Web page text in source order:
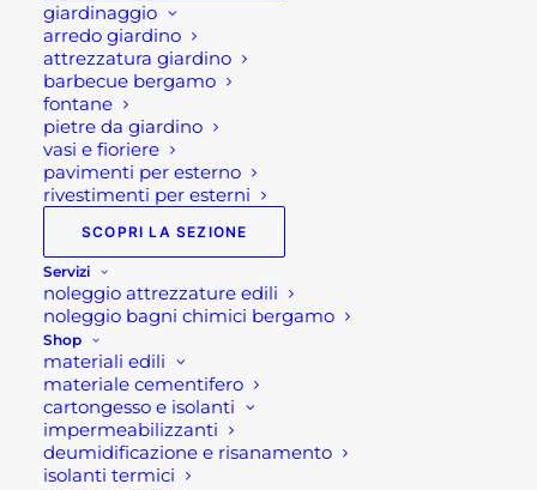
giardinaggio
arredo giardino
attrezzatura giardino
barbecue bergamo
fontane
pietre da giardino
vasi e fioriere
pavimenti per esterno
rivestimenti per esterni
SCOPRI LA SEZIONE
Servizi
noleggio attrezzature edili
noleggio bagni chimici bergamo
Shop
materiali edili
materiale cementifero
cartongesso e isolanti
impermeabilizzanti
deumidificazione e risanamento
isolanti termici